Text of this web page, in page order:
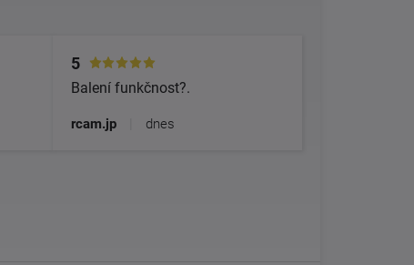
5
Balení funkčnost?.
rcam.jp dnes